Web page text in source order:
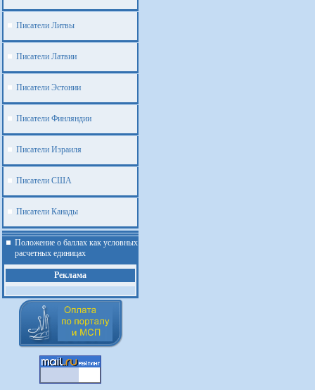
Писатели Литвы
Писатели Латвии
Писатели Эстонии
Писатели Финляндии
Писатели Израиля
Писатели США
Писатели Канады
Положение о баллах как условных
расчетных единицах
Реклама